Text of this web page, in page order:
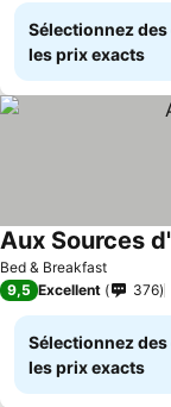
Sélectionnez
les prix exacts
Bed & Breakfast
Aux Sources
9,5 Excellent 376
Sélectionnez
les prix exacts